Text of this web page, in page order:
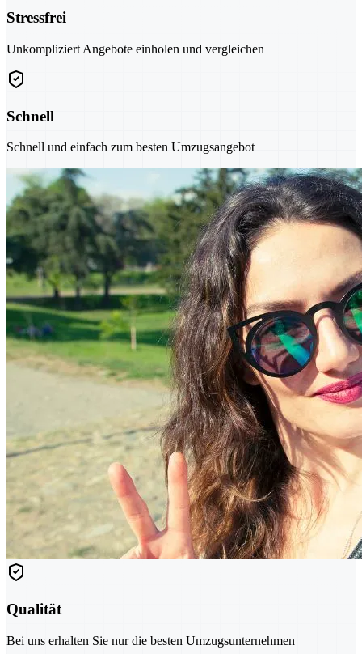
Stressfrei
Unkompliziert Angebote einholen und vergleichen
Schnell
Schnell und einfach zum besten Umzugsangebot
Qualität
Bei uns erhalten Sie nur die besten Umzugsunternehmen